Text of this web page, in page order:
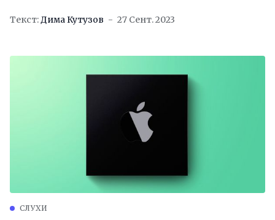
Текст:Дима Кутузов 27 Сент. 2023
СЛУХИ